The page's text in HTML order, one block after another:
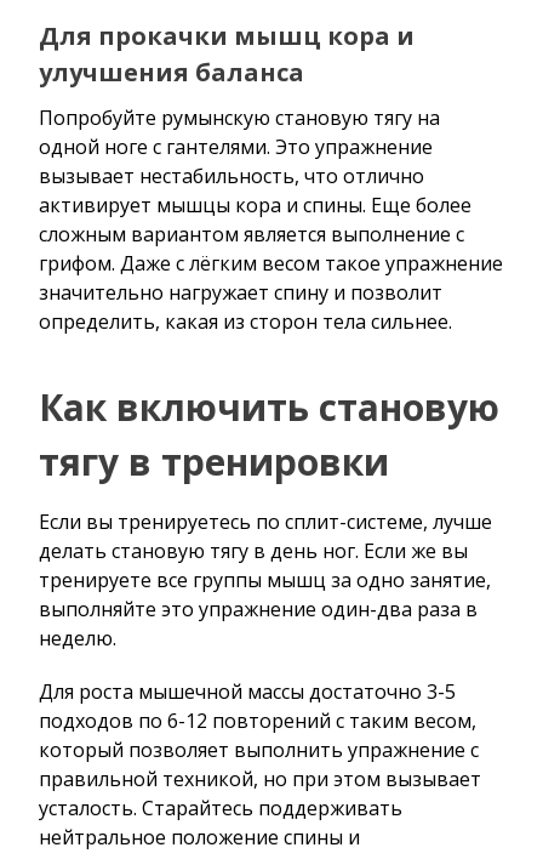
Для прокачки мышц кора и
улучшения баланса
Попробуйте румынскую становую тягу на
одной ноге с гантелями. Это упражнение
вызывает нестабильность, что отлично
активирует мышцы кора и спины. Еще более
сложным вариантом является выполнение с
грифом. Даже с лёгким весом такое упражнение
значительно нагружает спину и позволит
определить, какая из сторон тела сильнее.
Как включить становую
тягу в тренировки
Если вы тренируетесь по сплит-системе, лучше
делать становую тягу в день ног. Если же вы
тренируете все группы мышц за одно занятие,
выполняйте это упражнение один-два раза в
неделю.
Для роста мышечной массы достаточно 3-5
подходов по 6-12 повторений с таким весом,
который позволяет выполнить упражнение с
правильной техникой, но при этом вызывает
усталость. Старайтесь поддерживать
нейтральное положение спины и